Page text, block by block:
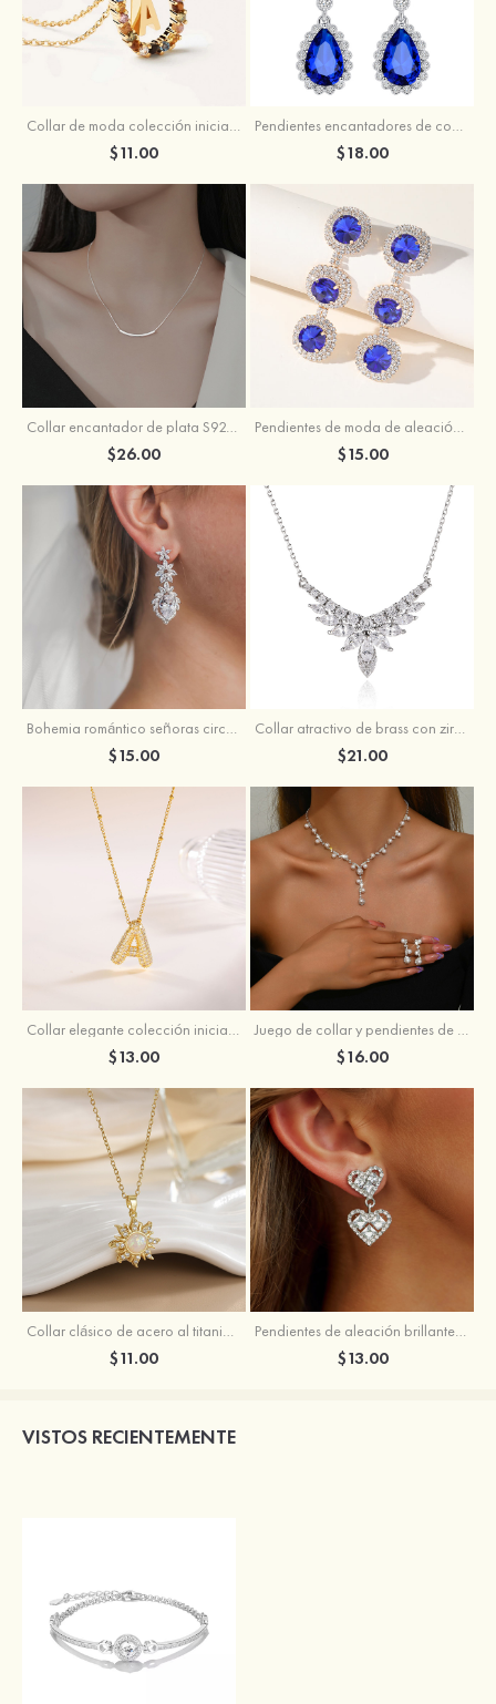
Collar de moda colección iniciales de cobre con strass para mujer
$11.00
Pendientes encantadores de cobre con zirconio cúbico para mujer
$18.00
Collar encantador de plata S925 para mujer
$26.00
Pendientes de moda de aleación con strass para mujer
$15.00
Bohemia romántico señoras circón pendientes
$15.00
Collar atractivo de brass con zirconio cúbico para mujer
$21.00
Collar elegante colección iniciales de cobre y acero al titanio con zirconio cúbico
$13.00
Juego de collar y pendientes de acero de titanio con perla encantadores para mujer
$16.00
Collar clásico de acero al titanio con zirconio cúbico para mujer
$11.00
Pendientes de aleación brillantes para niña
$13.00
VISTOS RECIENTEMENTE